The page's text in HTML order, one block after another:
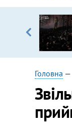
Головна —